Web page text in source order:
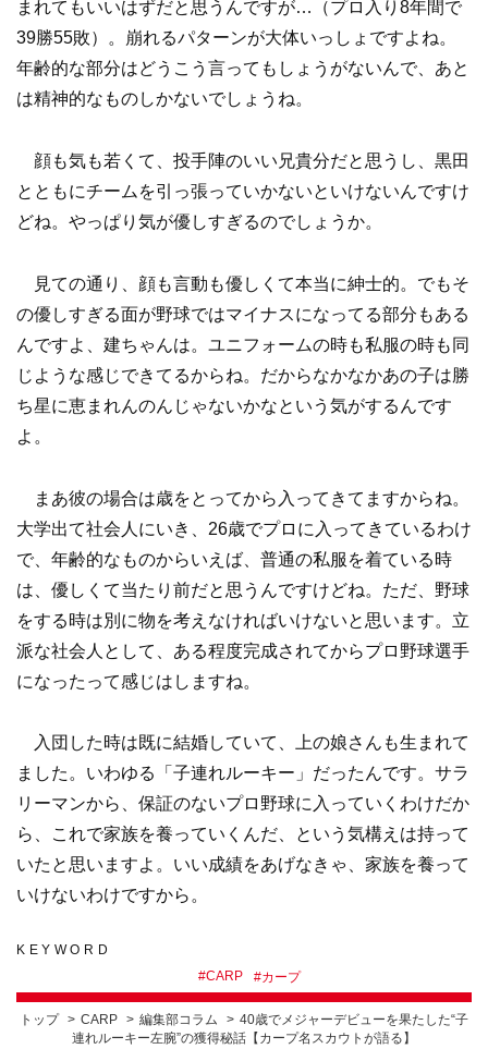
まれてもいいはずだと思うんですが…（プロ入り8年間で
39勝55敗）。崩れるパターンが大体いっしょですよね。
年齢的な部分はどうこう言ってもしょうがないんで、あと
は精神的なものしかないでしょうね。
顔も気も若くて、投手陣のいい兄貴分だと思うし、黒田
とともにチームを引っ張っていかないといけないんですけ
どね。やっぱり気が優しすぎるのでしょうか。
見ての通り、顔も言動も優しくて本当に紳士的。でもそ
の優しすぎる面が野球ではマイナスになってる部分もある
んですよ、建ちゃんは。ユニフォームの時も私服の時も同
じような感じできてるからね。だからなかなかあの子は勝
ち星に恵まれんのんじゃないかなという気がするんです
よ。
まあ彼の場合は歳をとってから入ってきてますからね。
大学出て社会人にいき、26歳でプロに入ってきているわけ
で、年齢的なものからいえば、普通の私服を着ている時
は、優しくて当たり前だと思うんですけどね。ただ、野球
をする時は別に物を考えなければいけないと思います。立
派な社会人として、ある程度完成されてからプロ野球選手
になったって感じはしますね。
入団した時は既に結婚していて、上の娘さんも生まれて
ました。いわゆる「子連れルーキー」だったんです。サラ
リーマンから、保証のないプロ野球に入っていくわけだか
ら、これで家族を養っていくんだ、という気構えは持って
いたと思いますよ。いい成績をあげなきゃ、家族を養って
いけないわけですから。
KEYWORD
#CARP #カープ
トップ CARP 編集部コラム
40歳でメジャーデビューを果たした“子
連れルーキー左腕”の獲得秘話【カープ名スカウトが語る】